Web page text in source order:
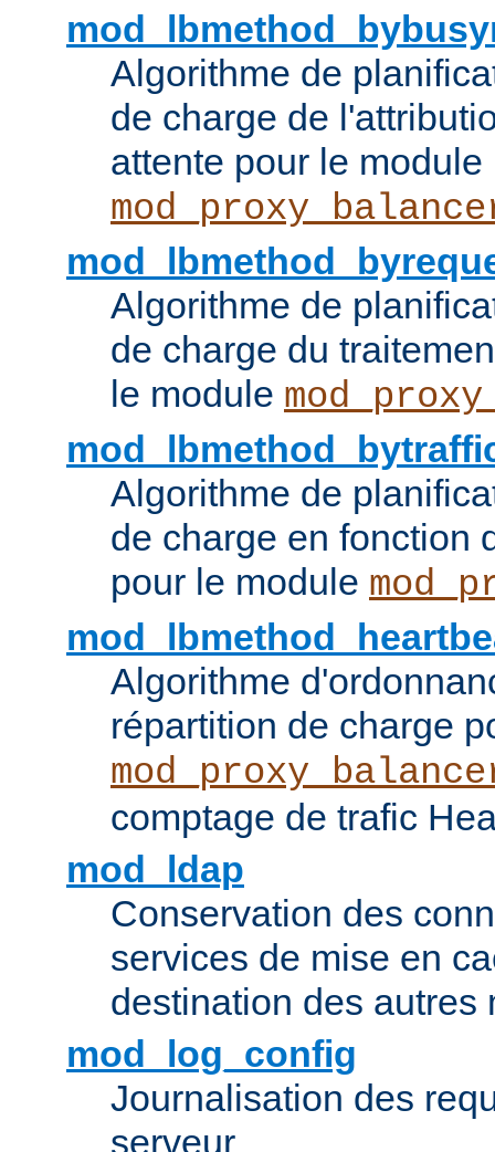
Algorithme de
de charge de
attente pour le module
Algorithme de
de charge du
le module
Algorithme de
de charge en fonction
pour le module
Algorithme
répartition de charge
comptage de trafic
mod_ldap
Conservation des
services de mise en
destination des autres
mod_log_config
Journalisation des
serveur